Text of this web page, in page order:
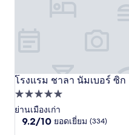
โรงแรม
ชาลา
นัมเบอร์
ซิก
โรงแรม ชาลา นัมเบอร์ ซิก
โรงแรม ชาลา นัมเบอร์ ซิก
ที่พัก
5.0
ดาว
ย่านเมืองเก่า
9.2
9.2/10 ยอดเยี่ยม (334)